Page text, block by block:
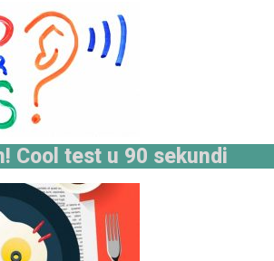
Cool test u 90 sekundi